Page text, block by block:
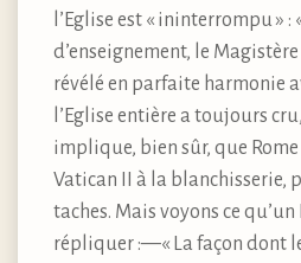
l’Eglise est « ininterrompu » :
d’enseignement, le
révélé en parfaite harmonie
l’Eglise entière a toujours
implique, bien sûr, que
Vatican II à la blanchisserie,
taches. Mais voyons ce
répliquer :—« La façon dont